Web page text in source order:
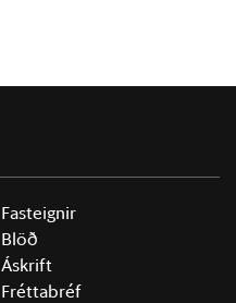
Fasteignir
Blöð
Áskrift
Fréttabréf